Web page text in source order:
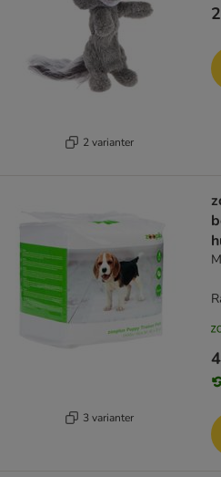
2 varianter
3 varianter